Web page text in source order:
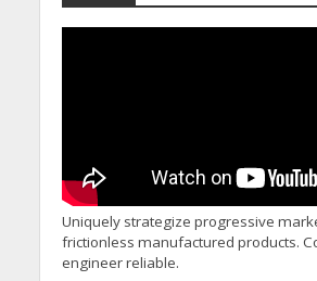
Uniquely strategize progressive
frictionless manufactured products.
engineer reliable.